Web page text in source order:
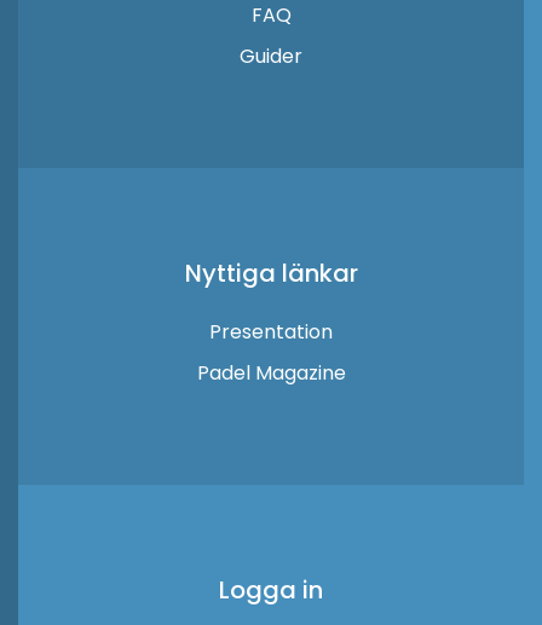
FAQ
Guider
Nyttiga länkar
Presentation
Padel Magazine
Logga in